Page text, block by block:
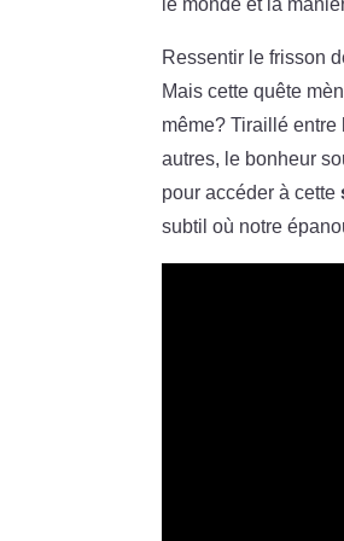
le monde et la
Ressentir le frisson
Mais cette quête
même? Tiraillé
autres, le bonheur
pour accéder à cette
subtil où notre